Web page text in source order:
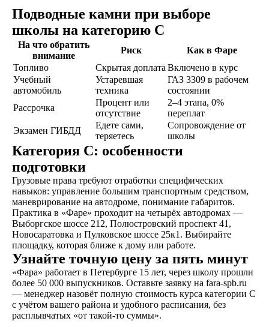
Подводные камни при выборе
школы на категорию C
На что обратить
внимание
Риск
Как в Фаре
Топливо
Скрытая доплата Включено в курс
Учебный
автомобиль
Устаревшая
техника
ГАЗ 3309 в рабочем
состоянии
Рассрочка
Процент или
отсутствие
2–4 этапа, 0%
переплат
Экзамен ГИБДД
Едете сами,
теряетесь
Сопровождение от
школы
Категория C: особенности
подготовки
Грузовые права требуют отработки специфических
навыков: управление большим транспортным средством,
маневрирование на автодроме, понимание габаритов.
Практика в «Фаре» проходит на четырёх автодромах —
Выборгское шоссе 212, Полюстровский проспект 41,
Новосаратовка и Пулковское шоссе 25к1. Выбирайте
площадку, которая ближе к дому или работе.
Узнайте точную цену за пять минут
«Фара» работает в Петербурге 15 лет, через школу прошли
более 50 000 выпускников. Оставьте заявку на fara-spb.ru
— менеджер назовёт полную стоимость курса категории C
с учётом вашего района и удобного расписания, без
расплывчатых «от такой-то суммы».
В сопровождении
наших представителей,
сдаете экзамены в ГАИ
водительское
удостоверение
Удостоверение
ОСТАВИТЬ ЗАЯВКУ
Сдаете внутренние
экзамены в автошколе
и получаете
свидетельство
об окончании
Экзамен
не любишь звонки?